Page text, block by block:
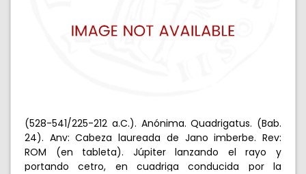
(528-541/225-212 a.C.). Anónima. Quadrigatus. (Bab.
24). Anv: Cabeza laureada de Jano imberbe. Rev:
ROM (en tableta). Júpiter lanzando el rayo y
portando cetro, en cuadriga conducida por la